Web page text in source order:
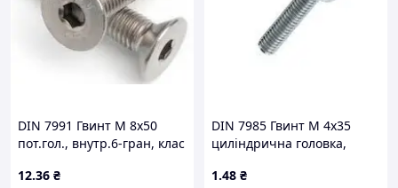
DIN 7991 Гвинт М 8х50
пот.гол., внутр.6-гран, клас
оцинкований
12.36 ₴
DIN 7985 Гвинт М 4х35
циліндрична головка,
1.48 ₴